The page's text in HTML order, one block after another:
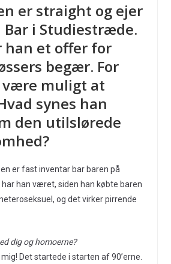
er straight og ejer
Bar i Studiestræde.
han et offer for
begær. For
være muligt at
synes han
den utilslørede
er fast inventar bar baren på
har han været, siden han købte baren
og det virker pirrende
dig og homoerne?
Det startede i starten af 90’erne.